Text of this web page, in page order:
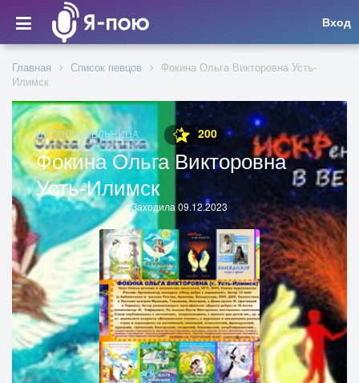
Вход
Главная Список певцов
Фокина Ольга Викторовна Усть-
Илимск
ИСПОЛНИТЕЛЬНИЦА 200
Фокина Ольга Викторовна
Усть-Илимск
Заходила 09.12.2023